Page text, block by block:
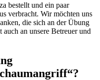
bestellt und ein paar
verbracht. Wir möchten uns
die sich an der Übung
an unsere Betreuer und